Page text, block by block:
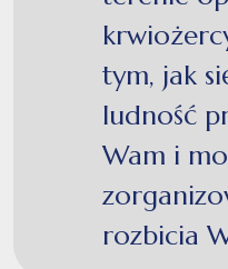
tym, jak
ludność
Wam i
rozbicia